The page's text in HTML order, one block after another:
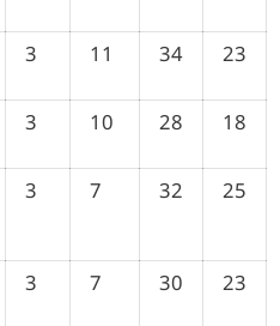
3 11 34 23
3 10 28 18
3 7 32 25
3 7 30 23